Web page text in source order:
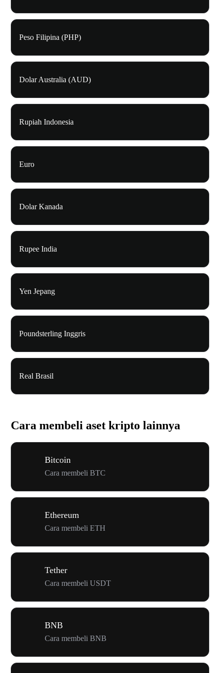
Peso Filipina (PHP)
Dolar Australia (AUD)
Rupiah Indonesia
Euro
Dolar Kanada
Rupee India
Yen Jepang
Poundsterling Inggris
Real Brasil
Cara membeli aset kripto lainnya
Bitcoin
Cara membeli BTC
Ethereum
Cara membeli ETH
Tether
Cara membeli USDT
BNB
Cara membeli BNB